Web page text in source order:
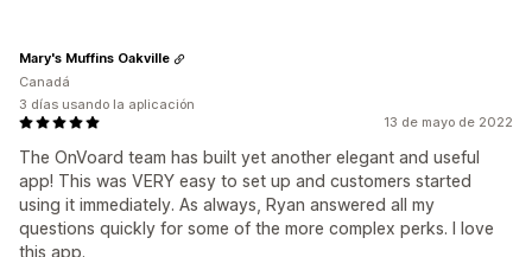
13 de mayo de 2022
The OnVoard team has built yet another elegant and useful
app! This was VERY easy to set up and customers started
using it immediately. As always, Ryan answered all my
questions quickly for some of the more complex perks. I love
this app.
Mary's Muffins Oakville
Canadá
3 días usando la aplicación